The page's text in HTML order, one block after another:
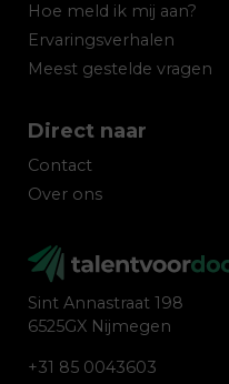
Hoe meld ik mij aan?
Ervaringsverhalen
Meest gestelde vragen
Direct naar
Contact
Over ons
Sint Annastraat 198
6525GX Nijmegen
+31 85 0043603